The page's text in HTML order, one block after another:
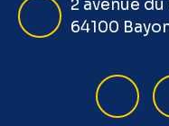
2 avenue
64100